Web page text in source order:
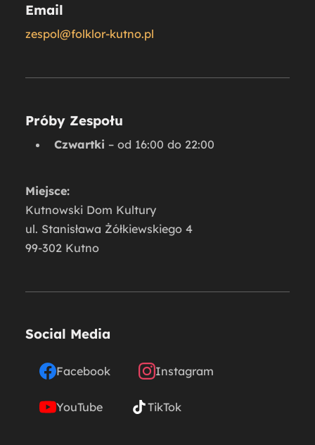
Email
zespol@folklor-kutno.pl
Próby Zespołu
Czwartki – od 16:00 do 22:00
Miejsce:
Kutnowski Dom Kultury
ul. Stanisława Żółkiewskiego 4
99-302 Kutno
Social Media
Facebook Instagram
YouTube TikTok